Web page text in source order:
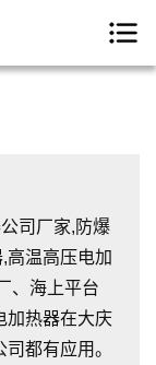
司厂家,防爆
高温高压电加
、海上平台
加热器在大庆
都有应用。